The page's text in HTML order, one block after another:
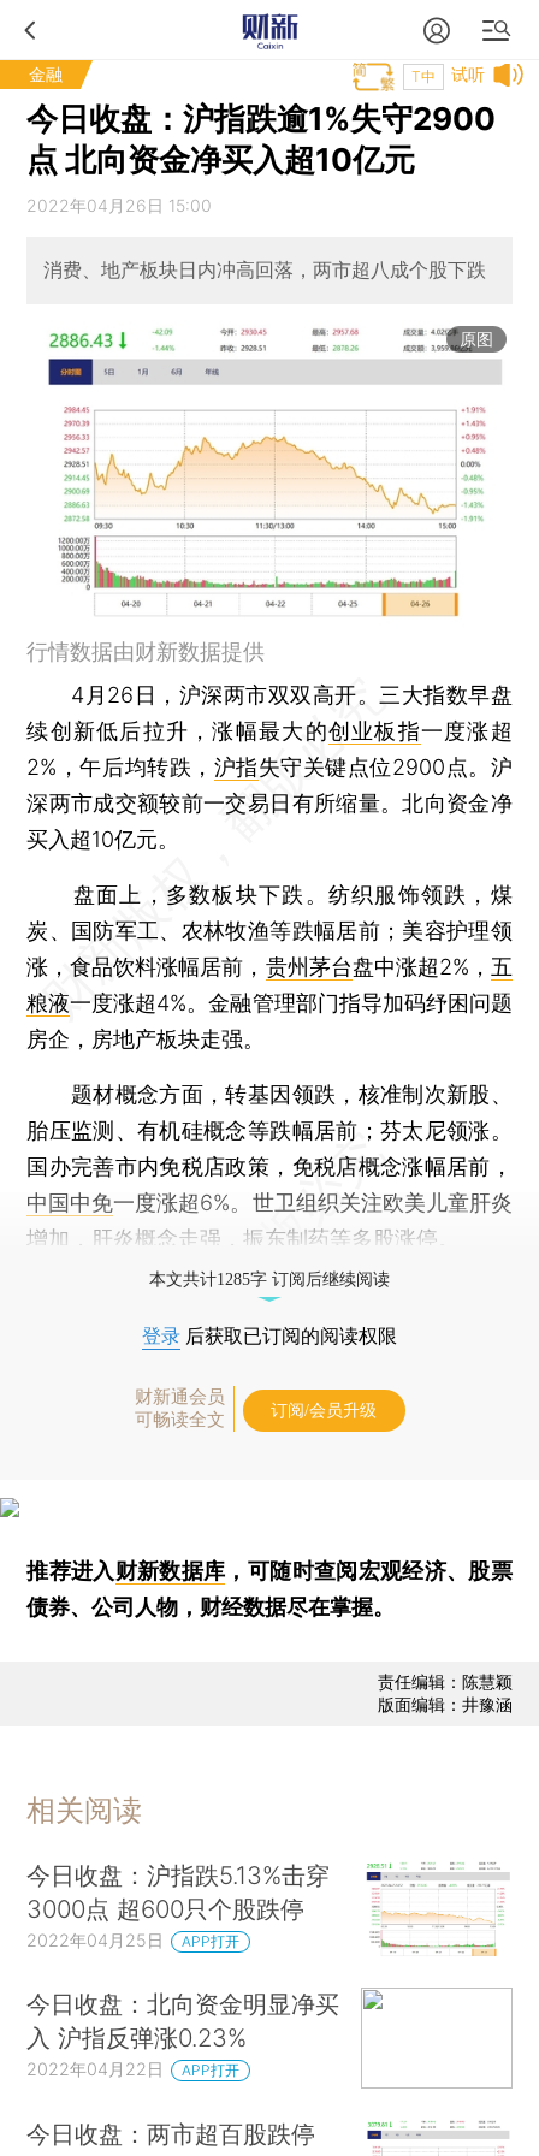
金融 试听
T中
今日收盘：沪指跌逾1%失守2900
点 北向资金净买入超10亿元
2022年04月26日 15:00
消费、地产板块日内冲高回落，两市超八成个股下跌
原图
行情数据由财新数据提供
4月26日，沪深两市双双高开。三大指数早盘
续创新低后拉升，涨幅最大的创业板指一度涨超
2%，午后均转跌， 沪指失守关键点位2900点。沪
深两市成交额较前一交易日有所缩量。北向资金净
买入超10亿元。
盘面上，多数板块下跌。纺织服饰领跌，煤
炭、国防军工、农林牧渔等跌幅居前；美容护理领
涨，食品饮料涨幅居前， 贵州茅台盘中涨超2%， 五
粮液一度涨超4%。金融管理部门指导加码纾困问题
房企，房地产板块走强。
题材概念方面，转基因领跌，核准制次新股、
胎压监测、有机硅概念等跌幅居前；芬太尼领涨。
国办完善市内免税店政策，免税店概念涨幅居前，
中国中免一度涨超6%。世卫组织关注欧美儿童肝炎
增加，肝炎概念走强， 振东制药等多股涨停。
本文共计1285字 订阅后继续阅读
登录 后获取已订阅的阅读权限
财新通会员
可畅读全文
订阅/会员升级
推荐进入财新数据库 ，可随时查阅宏观经济、股票
债券、公司人物，财经数据尽在掌握。
责任编辑：陈慧颖
版面编辑：井豫涵
相关阅读
今日收盘：沪指跌5.13%击穿
3000点 超600只个股跌停
2022年04月25日 APP打开
今日收盘：北向资金明显净买
入 沪指反弹涨0.23%
2022年04月22日 APP打开
今日收盘：两市超百股跌停